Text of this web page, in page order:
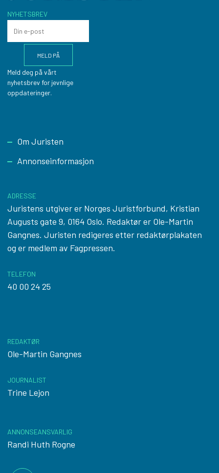
NYHETSBREV
Meld deg på vårt
nyhetsbrev for jevnlige
oppdateringer.
Footer
Om Juristen
Annonseinformasjon
ADRESSE
Juristens utgiver er Norges Juristforbund, Kristian
Augusts gate 9, 0164 Oslo. Redaktør er Ole-Martin
Gangnes. Juristen redigeres etter redaktørplakaten
og er medlem av Fagpressen.
TELEFON
40 00 24 25
REDAKTØR
Ole-Martin Gangnes
JOURNALIST
Trine Lejon
ANNONSEANSVARLIG
Randi Huth Rogne